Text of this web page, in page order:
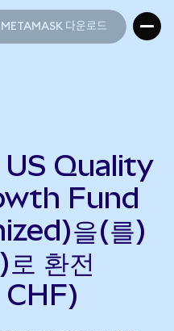
METAMASK 다운로드
Quality
Fund
을(를)
환전